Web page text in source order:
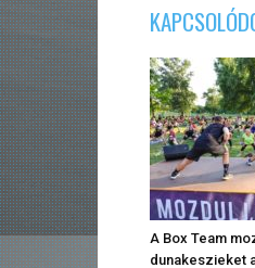
A Box Team
dunakeszieket